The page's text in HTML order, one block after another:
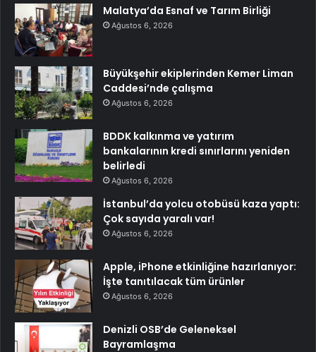
Malatya’da Esnaf ve Tarım Birliği
Ağustos 6, 2026
Büyükşehir ekiplerinden Kemer Liman
Caddesi’nde çalışma
Ağustos 6, 2026
BDDK kalkınma ve yatırım
bankalarının kredi sınırlarını yeniden
belirledi
Ağustos 6, 2026
İstanbul’da yolcu otobüsü kaza yaptı:
Çok sayıda yaralı var!
Ağustos 6, 2026
Apple, iPhone etkinliğine hazırlanıyor:
İşte tanıtılacak tüm ürünler
Ağustos 6, 2026
Denizli OSB’de Geleneksel
Bayramlaşma